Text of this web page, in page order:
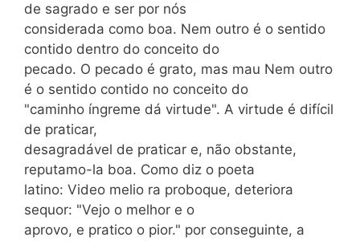
de sagrado e ser por nós
considerada como boa. Nem outro é o sentido
contido dentro do conceito do
pecado. O pecado é grato, mas mau Nem outro
é o sentido contido no conceito do
"caminho íngreme dá virtude". A virtude é difícil
de praticar,
desagradável de praticar e, não obstante,
reputamo-la boa. Como diz o poeta
latino: Video melio ra proboque, deteriora
sequor: "Vejo o melhor e o
aprovo, e pratico o pior." por conseguinte, a